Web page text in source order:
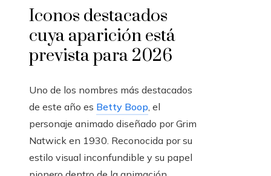
Iconos destacados
cuya aparición está
prevista para 2026
Uno de los nombres más destacados
de este año es Betty Boop, el
personaje animado diseñado por Grim
Natwick en 1930. Reconocida por su
estilo visual inconfundible y su papel